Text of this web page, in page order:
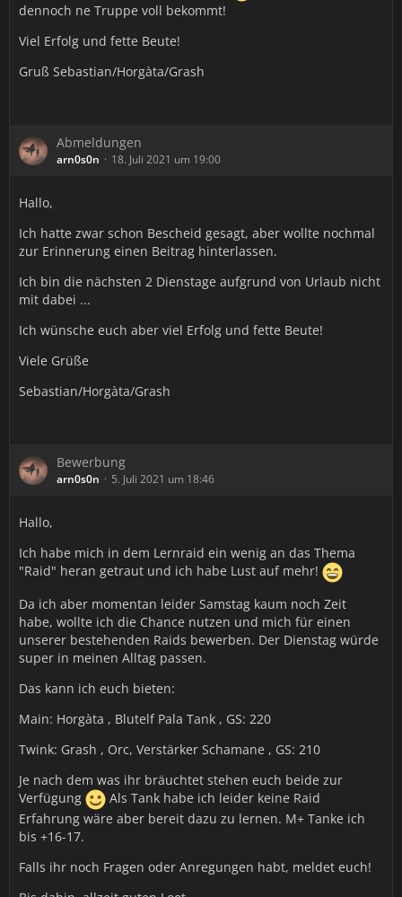
dennoch ne Truppe voll bekommt!
Viel Erfolg und fette Beute!
Gruß Sebastian/Horgàta/Grash
Abmeldungen
arn0s0n 18. Juli 2021 um 19:00
Hallo,
Ich hatte zwar schon Bescheid gesagt, aber wollte nochmal
zur Erinnerung einen Beitrag hinterlassen.
Ich bin die nächsten 2 Dienstage aufgrund von Urlaub nicht
mit dabei ...
Ich wünsche euch aber viel Erfolg und fette Beute!
Viele Grüße
Sebastian/Horgàta/Grash
Bewerbung
arn0s0n 5. Juli 2021 um 18:46
Hallo,
Ich habe mich in dem Lernraid ein wenig an das Thema
"Raid" heran getraut und ich habe Lust auf mehr!
Da ich aber momentan leider Samstag kaum noch Zeit
habe, wollte ich die Chance nutzen und mich für einen
unserer bestehenden Raids bewerben. Der Dienstag würde
super in meinen Alltag passen.
Das kann ich euch bieten:
Main: Horgàta , Blutelf Pala Tank , GS: 220
Twink: Grash , Orc, Verstärker Schamane , GS: 210
Je nach dem was ihr bräuchtet stehen euch beide zur
Verfügung
Als Tank habe ich leider keine Raid
Erfahrung wäre aber bereit dazu zu lernen. M+ Tanke ich
bis +16-17.
Falls ihr noch Fragen oder Anregungen habt, meldet euch!